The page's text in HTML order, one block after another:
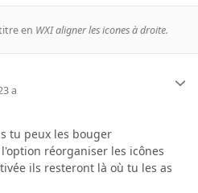
en WXI aligner les icones à droite.
3 a
tu peux les bouger
réorganiser les icônes
ils resteront là où tu les as